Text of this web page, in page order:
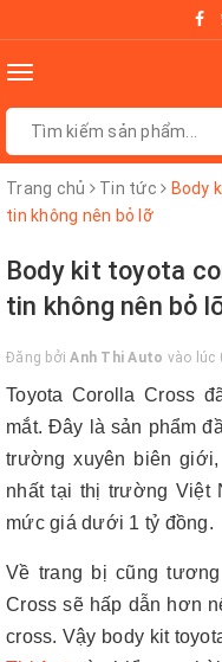
Toggle
Trang chủ Tin tức
Body
tin không nên bỏ lỡ
Body kit toyota
tin không nên bỏ
Đăng bởiAnh Thi Auto vào lúc
Toyota Corolla Cross
mắt. Đây là sản phẩm
trường xuyên biên
nhất tại thị trường Việt
mức giá dưới 1 tỷ đồng.
Về trang bị cũng
Cross sẽ hấp dẫn hơn
cross. Vậy body kit